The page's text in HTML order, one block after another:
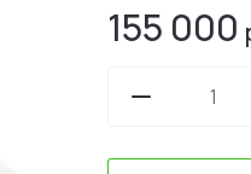
155 000